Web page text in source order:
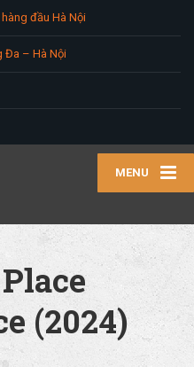
đầu Hà Nội
Đa – Hà Nội
MENU
(2024)